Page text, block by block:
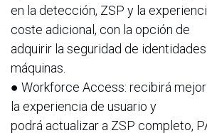
en la detección, ZSP y la
coste adicional, con la opción de
adquirir la seguridad de
máquinas.
● Workforce Access: recibirá
la experiencia de usuario y
podrá actualizar a ZSP completo,